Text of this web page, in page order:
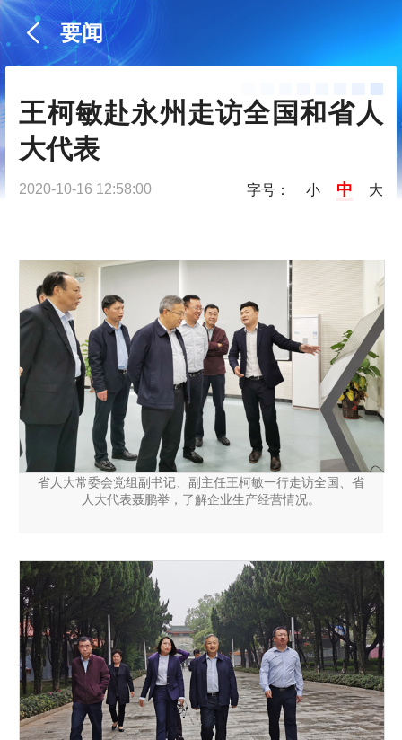
要闻
王柯敏赴永州走访全国和省人
大代表
2020-10-16 12:58:00 字号： 小 中 大
省人大常委会党组副书记、副主任王柯敏一行走访全国、省
人大代表聂鹏举，了解企业生产经营情况。